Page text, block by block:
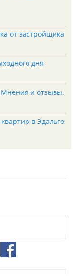
от застройщика
дня
Мнения и отзывы.
в Эдальго